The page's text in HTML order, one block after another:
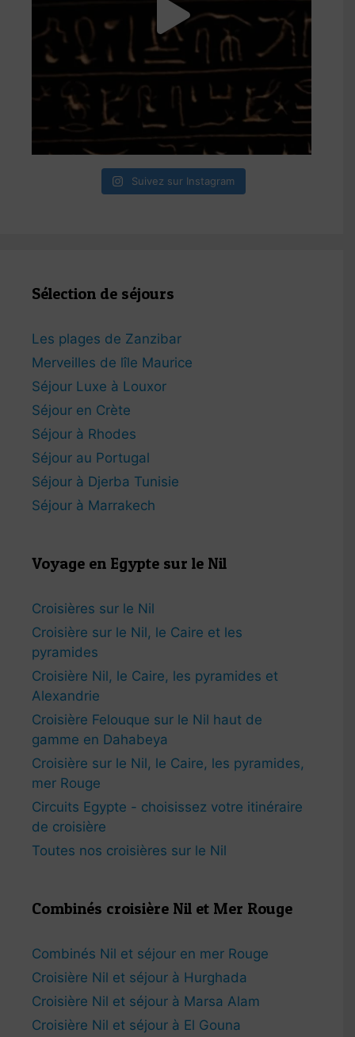
Suivez sur Instagram
Sélection de séjours
Les plages de Zanzibar
Merveilles de lîle Maurice
Séjour Luxe à Louxor
Séjour en Crète
Séjour à Rhodes
Séjour au Portugal
Séjour à Djerba Tunisie
Séjour à Marrakech
Voyage en Egypte sur le Nil
Croisières sur le Nil
Croisière sur le Nil, le Caire et les
pyramides
Croisière Nil, le Caire, les pyramides et
Alexandrie
Croisière Felouque sur le Nil haut de
gamme en Dahabeya
Croisière sur le Nil, le Caire, les pyramides,
mer Rouge
Circuits Egypte - choisissez votre itinéraire
de croisière
Toutes nos croisières sur le Nil
Combinés croisière Nil et Mer Rouge
Combinés Nil et séjour en mer Rouge
Croisière Nil et séjour à Hurghada
Croisière Nil et séjour à Marsa Alam
Croisière Nil et séjour à El Gouna